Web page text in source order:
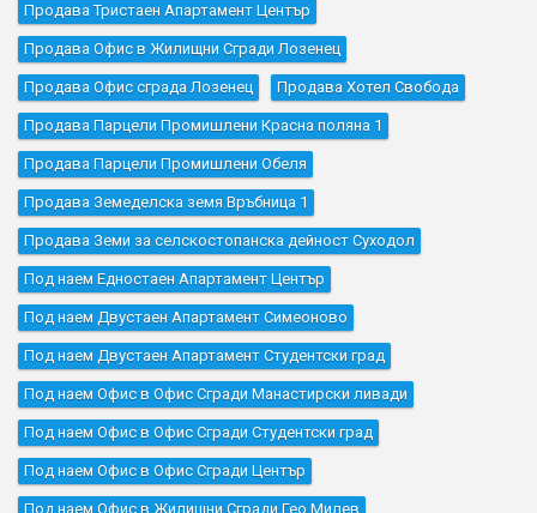
Продава Тристаен Апартамент Център
Продава Офис в Жилищни Сгради Лозенец
Продава Офис сграда Лозенец Продава Хотел Свобода
Продава Парцели Промишлени Красна поляна 1
Продава Парцели Промишлени Обеля
Продава Земеделска земя Връбница 1
Продава Земи за селскостопанска дейност Суходол
Под наем Едностаен Апартамент Център
Под наем Двустаен Апартамент Симеоново
Под наем Двустаен Апартамент Студентски град
Под наем Офис в Офис Сгради Манастирски ливади
Под наем Офис в Офис Сгради Студентски град
Под наем Офис в Офис Сгради Център
Под наем Офис в Жилищни Сгради Гео Милев